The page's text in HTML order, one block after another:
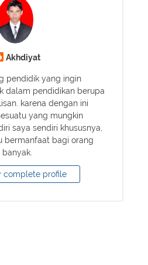
Akhdiyat
pendidik yang ingin
dalam pendidikan berupa
karena dengan ini
yang mungkin
saya sendiri khususnya,
bermanfaat bagi orang
banyak.
complete profile